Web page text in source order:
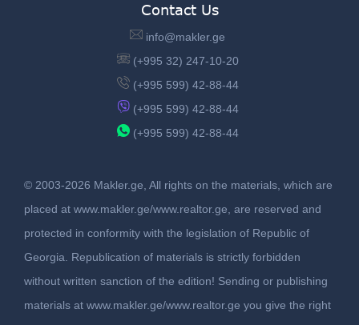
Contact Us
info@makler.ge
(+995 32) 247-10-20
(+995 599) 42-88-44
(+995 599) 42-88-44
(+995 599) 42-88-44
© 2003-2026 Makler.ge, All rights on the materials, which are
placed at www.makler.ge/www.realtor.ge, are reserved and
protected in conformity with the legislation of Republic of
Georgia. Republication of materials is strictly forbidden
without written sanction of the edition! Sending or publishing
materials at www.makler.ge/www.realtor.ge you give the right